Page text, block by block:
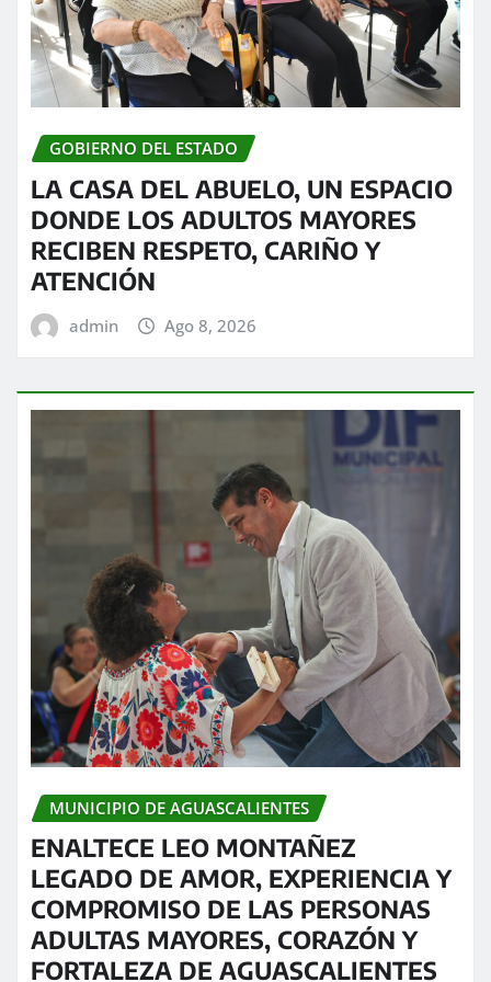
GOBIERNO DEL ESTADO
LA CASA DEL ABUELO, UN ESPACIO
DONDE LOS ADULTOS MAYORES
RECIBEN RESPETO, CARIÑO Y
ATENCIÓN
admin Ago 8, 2026
MUNICIPIO DE AGUASCALIENTES
ENALTECE LEO MONTAÑEZ
LEGADO DE AMOR, EXPERIENCIA Y
COMPROMISO DE LAS PERSONAS
ADULTAS MAYORES, CORAZÓN Y
FORTALEZA DE AGUASCALIENTES